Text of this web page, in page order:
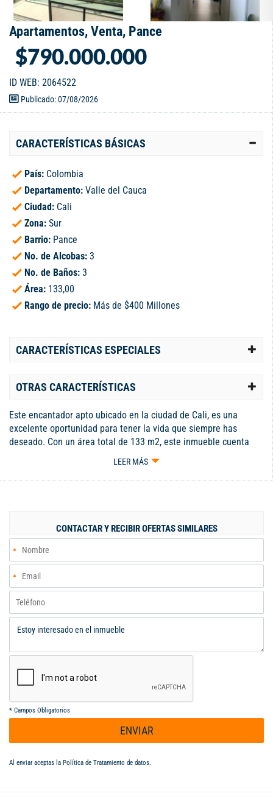
Apartamentos, Venta, Pance
$790.000.000
ID WEB: 2064522
Publicado: 07/08/2026
CARACTERÍSTICAS BÁSICAS
País: Colombia
Departamento: Valle del Cauca
Ciudad: Cali
Zona: Sur
Barrio: Pance
No. de Alcobas: 3
No. de Baños: 3
Área: 133,00
Rango de precio: Más de $400 Millones
CARACTERÍSTICAS ESPECIALES
OTRAS CARACTERÍSTICAS
Este encantador apto ubicado en la ciudad de Cali, es una
excelente oportunidad para tener la vida que siempre has
deseado. Con un área total de 133 m2, este inmueble cuenta
con un diseño moderno y elegante que lo convierte en la
espacio para ti y tu familia. Una de las características más
Vestier, brinda comodidad e intimidad. Cuenta con 2 garajes en
sótano. Además, puedes disfrutar de una vista panorámica
desde tu balcón, perfecto para relajarte después de un largo día
de trabajo. En su interior, una hermosa barra estilo americano
que conecta la cocina integral con la sala de estar, creando un
espacio ideal para compartir con tus seres queridos. También,
cuenta con una biblioteca/estudio, perfecta para trabajar desde
casa. ¡No pierdas esta oportunidad única de vivir en un
inmueble de lujo!
LEER MÁS
CONTACTAR Y RECIBIR OFERTAS SIMILARES
* Campos Obligatorios
ENVIAR
Al enviar aceptas la Política de Tratamiento de datos.